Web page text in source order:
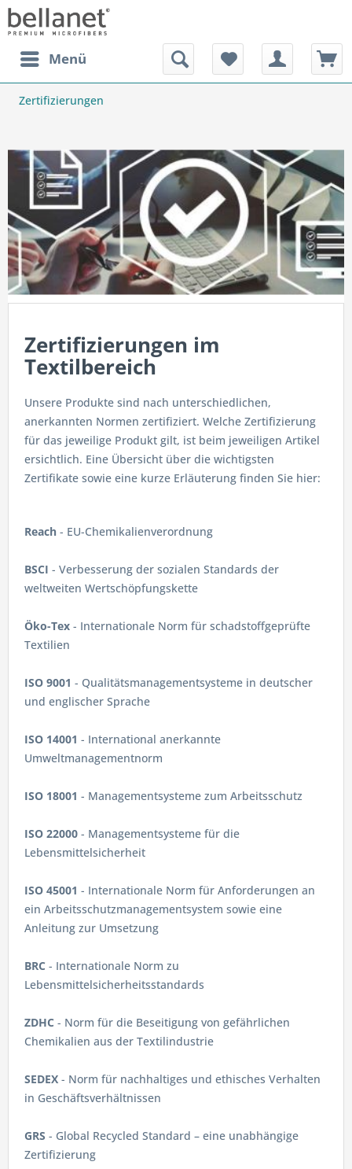
Menü
Zertifizierungen
Zertifizierungen im
Textilbereich
Unsere Produkte sind nach unterschiedlichen,
anerkannten Normen zertifiziert. Welche Zertifizierung
für das jeweilige Produkt gilt, ist beim jeweiligen Artikel
ersichtlich. Eine Übersicht über die wichtigsten
Zertifikate sowie eine kurze Erläuterung finden Sie hier:
Reach - EU-Chemikalienverordnung
BSCI - Verbesserung der sozialen Standards der
weltweiten Wertschöpfungskette
Öko-Tex - Internationale Norm für schadstoffgeprüfte
Textilien
ISO 9001 - Qualitätsmanagementsysteme in deutscher
und englischer Sprache
ISO 14001 - International anerkannte
Umweltmanagementnorm
ISO 18001 - Managementsysteme zum Arbeitsschutz
ISO 22000 - Managementsysteme für die
Lebensmittelsicherheit
ISO 45001 - Internationale Norm für Anforderungen an
ein Arbeitsschutzmanagementsystem sowie eine
Anleitung zur Umsetzung
BRC - Internationale Norm zu
Lebensmittelsicherheitsstandards
ZDHC - Norm für die Beseitigung von gefährlichen
Chemikalien aus der Textilindustrie
SEDEX - Norm für nachhaltiges und ethisches Verhalten
in Geschäftsverhältnissen
GRS - Global Recycled Standard – eine unabhängige
Zertifizierung